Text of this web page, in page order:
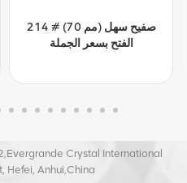
214 # (70 مم) صفيح سهل
الفتح بسعر الجملة
Crystal International
Hefei, Anhui,China